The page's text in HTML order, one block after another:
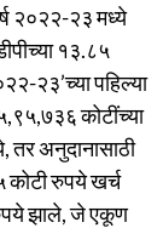
२०२२-२३ मध्ये
१३.८५
२३’च्या पहिल्या
कोटींच्या
तर अनुदानासाठी
रुपये खर्च
झाले, जे एकूण